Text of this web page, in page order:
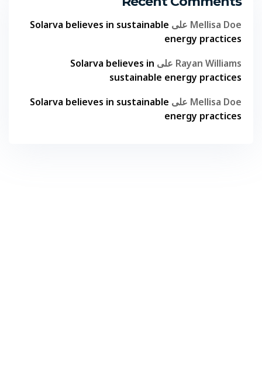
Mellisa Doe على Solarva believes in sustainable
energy practices
Rayan Williams على Solarva believes in
sustainable energy practices
Mellisa Doe على Solarva believes in sustainable
energy practices